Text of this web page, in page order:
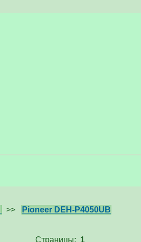
>>
Pioneer DEH-P4050UB
Страницы: 1